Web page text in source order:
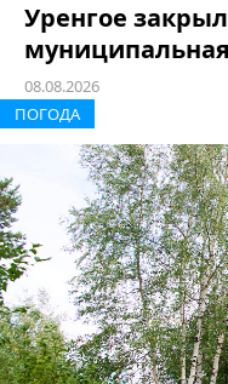
Уренгое
08.08.2026
ПОГОДА